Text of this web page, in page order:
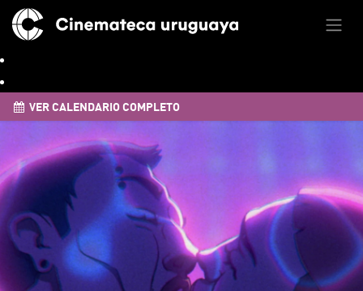
VER CALENDARIO COMPLETO